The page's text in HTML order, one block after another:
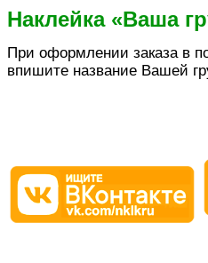
Наклейка «Ваша
При оформлении заказа в
впишите название Вашей